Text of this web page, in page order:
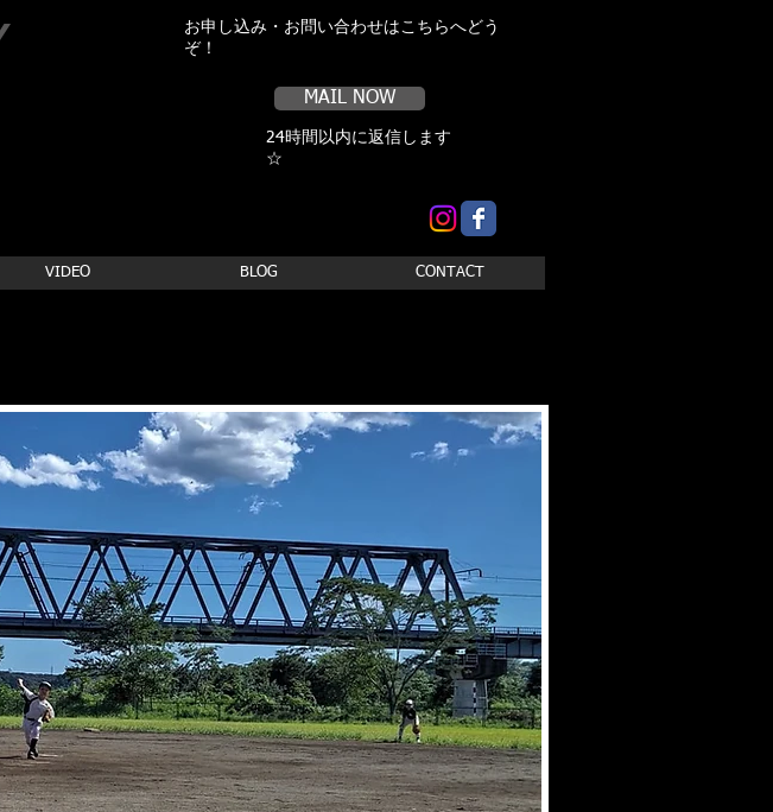
お申し込み・お問い合わせはこちらへどう
ぞ！
MAIL NOW
24時間以内に返信します
☆
VIDEO BLOG CONTACT